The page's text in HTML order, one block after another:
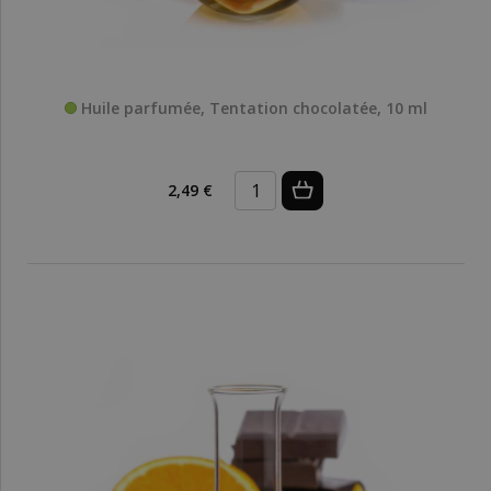
Huile parfumée, Tentation chocolatée, 10 ml
2,49 €